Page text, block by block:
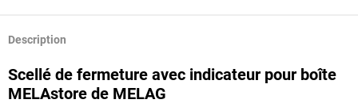
Description
Scellé de fermeture avec indicateur pour boîte
MELAstore de MELAG